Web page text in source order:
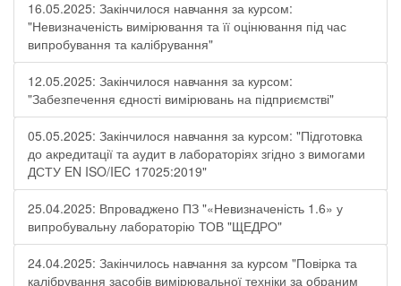
16.05.2025: Закінчилося навчання за курсом:
"Невизначеність вимірювання та її оцінювання під час
випробування та калібрування"
12.05.2025: Закінчилося навчання за курсом:
"Забезпечення єдності вимірювань на підприємстві"
05.05.2025: Закінчилося навчання за курсом: "Підготовка
до акредитації та аудит в лабораторіях згідно з вимогами
ДСТУ EN ISO/IEC 17025:2019"
25.04.2025: Впроваджено ПЗ "«Невизначеність 1.6» у
випробувальну лабораторію ТОВ "ЩЕДРО"
24.04.2025: Закінчилось навчання за курсом "Повірка та
калібрування засобів вимірювальної техніки за обраним